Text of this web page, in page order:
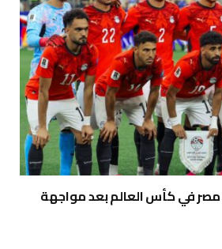
في كأس العالم بعد مواجهة